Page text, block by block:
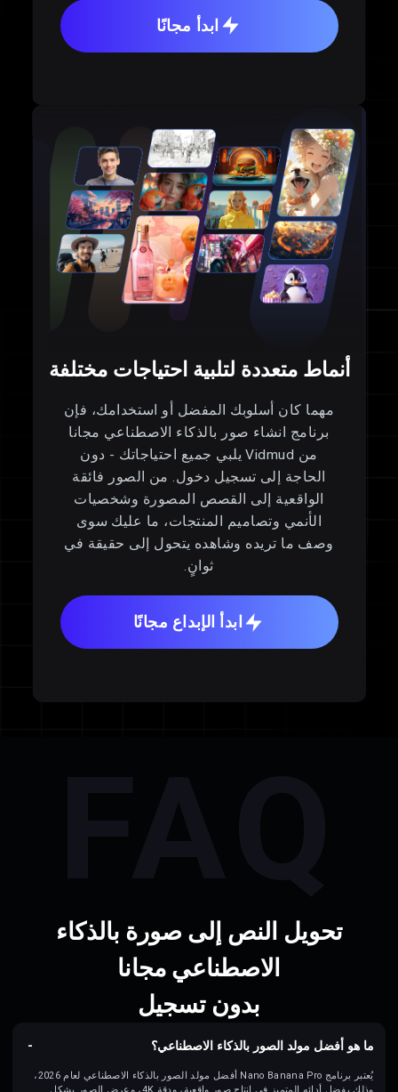
ابدأ مجانًا
أنماط متعددة لتلبية احتياجات مختلفة
مهما كان أسلوبك المفضل أو استخدامك، فإن
برنامج انشاء صور بالذكاء الاصطناعي مجانا
من Vidmud يلبي جميع احتياجاتك - دون
الحاجة إلى تسجيل دخول. من الصور فائقة
الواقعية إلى القصص المصورة وشخصيات
الأنمي وتصاميم المنتجات، ما عليك سوى
وصف ما تريده وشاهده يتحول إلى حقيقة في
ثوانٍ.
ابدأ الإبداع مجانًا
تحويل النص إلى صورة بالذكاء
الاصطناعي مجانا
بدون تسجيل
ما هو أفضل مولد الصور بالذكاء الاصطناعي؟
يُعتبر برنامج Nano Banana Pro أفضل مولد الصور بالذكاء الاصطناعي لعام 2026،